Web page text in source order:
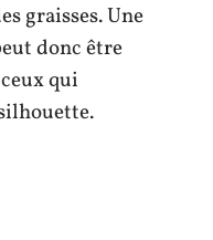
graisses. Une
donc être
qui